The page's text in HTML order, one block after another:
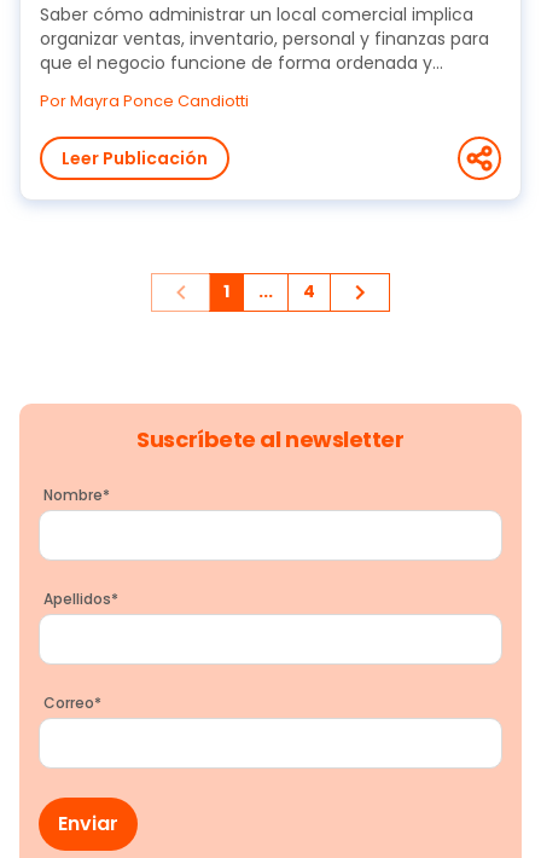
Saber cómo administrar un local comercial implica
organizar ventas, inventario, personal y finanzas para
que el negocio funcione de forma ordenada y...
Por Mayra Ponce Candiotti
Leer Publicación
1 ... 4
Suscríbete al newsletter
Nombre*
Apellidos*
Correo*